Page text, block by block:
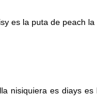
es la puta de peach
nisiquiera es diays